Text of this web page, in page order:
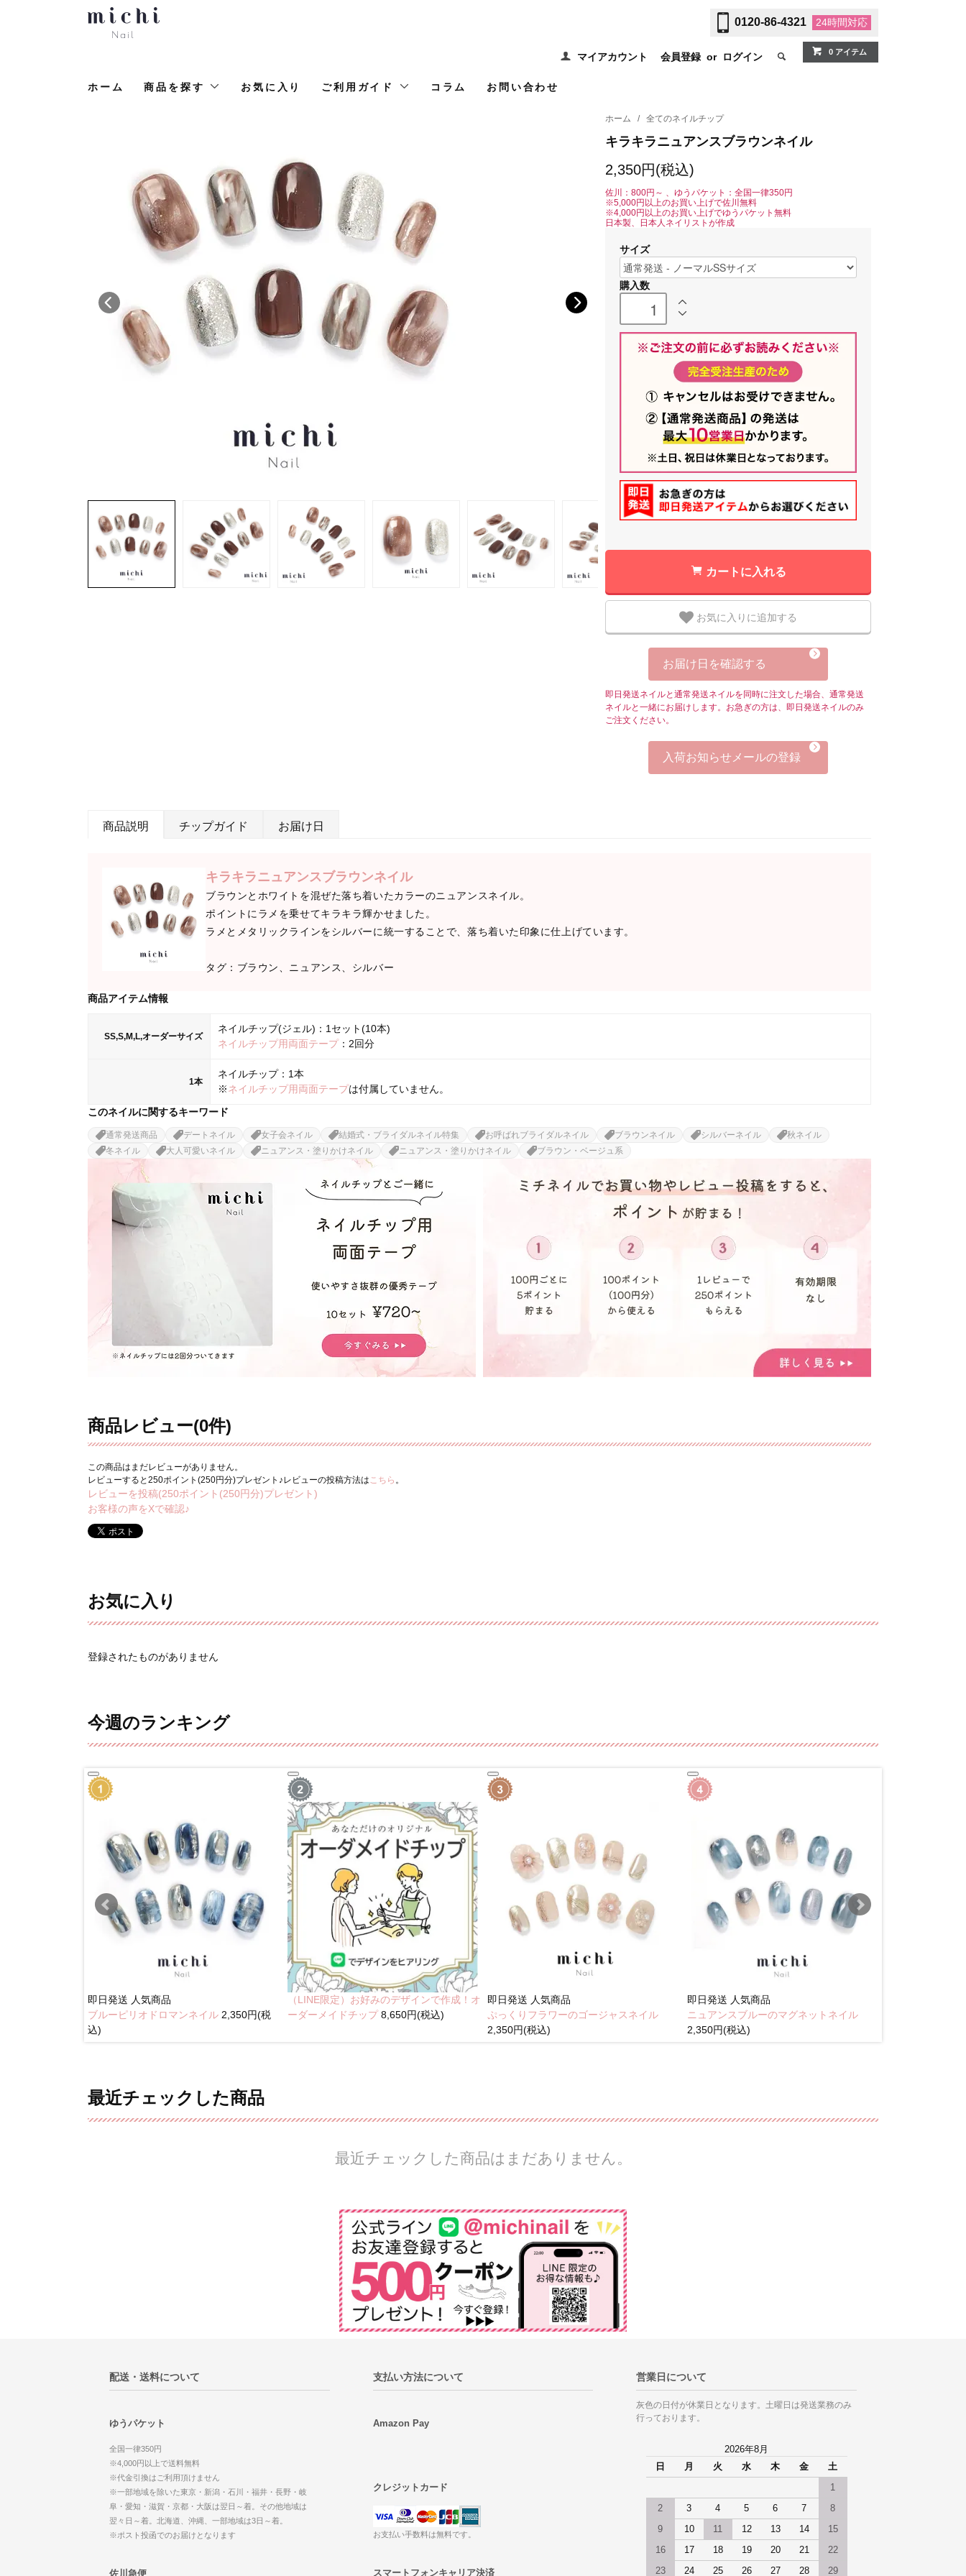
0120-86-4321 24時間対応
マイアカウント 会員登録 or ログイン 0 アイテム
ホーム 商品を探す お気に入り ご利用ガイド コラム お問い合わせ
ホーム / 全てのネイルチップ
キラキラニュアンスブラウンネイル
2,350円(税込)
佐川：800円～ 、ゆうパケット：全国一律350円
※5,000円以上のお買い上げで佐川無料
※4,000円以上のお買い上げでゆうパケット無料
日本製、日本人ネイリストが作成
サイズ
購入数
カートに入れる
お気に入りに追加する
お届け日を確認する
即日発送ネイルと通常発送ネイルを同時に注文した場合、通常発送
ネイルと一緒にお届けします。お急ぎの方は、即日発送ネイルのみ
ご注文ください。
入荷お知らせメールの登録
商品説明 チップガイド お届け日
キラキラニュアンスブラウンネイル
ブラウンとホワイトを混ぜた落ち着いたカラーのニュアンスネイル。
ポイントにラメを乗せてキラキラ輝かせました。
ラメとメタリックラインをシルバーに統一することで、落ち着いた印象に仕上げています。
タグ：ブラウン、ニュアンス、シルバー
商品アイテム情報
SS,S,M,L,オーダーサイズ
ネイルチップ(ジェル)：1セット(10本)
ネイルチップ用両面テープ：2回分
1本
ネイルチップ：1本
※ネイルチップ用両面テープは付属していません。
このネイルに関するキーワード
通常発送商品 デートネイル 女子会ネイル 結婚式・ブライダルネイル特集 お呼ばれブライダルネイル ブラウンネイル シルバーネイル
秋ネイル
冬ネイル
大人可愛いネイル ニュアンス・塗りかけネイル ニュアンス・塗りかけネイル ブラウン・ベージュ系
商品レビュー(0件)
この商品はまだレビューがありません。
レビューすると250ポイント(250円分)プレゼント♪レビューの投稿方法は こちら 。
レビューを投稿(250ポイント(250円分)プレゼント)
お客様の声をXで確認♪
お気に入り
登録されたものがありません
今週のランキング
即日発送 人気商品
ブルーピリオドロマンネイル 2,350円(税
込)
（LINE限定）お好みのデザインで作成！オ
ーダーメイドチップ8,650円(税込)
即日発送 人気商品
ぷっくりフラワーのゴージャスネイル
2,350円(税込)
即日発送 人気商品
ニュアンスブルーのマグネットネイル
2,350円(税込)
最近チェックした商品
最近チェックした商品はまだありません。
配送・送料について
ゆうパケット
全国一律350円
※4,000円以上で送料無料
※代金引換はご利用頂けません
※一部地域を除いた東京・新潟・石川・福井・長野・岐
阜・愛知・滋賀・京都・大阪は翌日～着。その他地域は
翌々日～着。北海道、沖縄、一部地域は3日～着。
※ポスト投函でのお届けとなります
佐川急便
支払い方法について
Amazon Pay
クレジットカード
お支払い手数料は無料です。
スマートフォンキャリア決済
営業日について
灰色の日付が休業日となります。土曜日は発送業務のみ
行っております。
2026年8月
日
月 火 水 木 金 土
1
2 3 4 5 6 7 8
9 10 11 12 13 14 15
16 17 18 19 20 21 22
23 24 25 26 27 28 29